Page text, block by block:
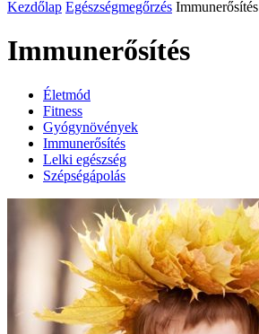
Kezdőlap Egészségmegőrzés Immunerősítés
Immunerősítés
Életmód
Fitness
Gyógynövények
Immunerősítés
Lelki egészség
Szépségápolás